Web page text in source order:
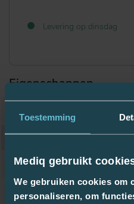
Toestemming
Mediq gebruikt
We gebruiken cookies om
personaliseren, om
Levering op dinsdag
Eigenschappen
Therapie detail
Verpakkingseenheid
Certificaten